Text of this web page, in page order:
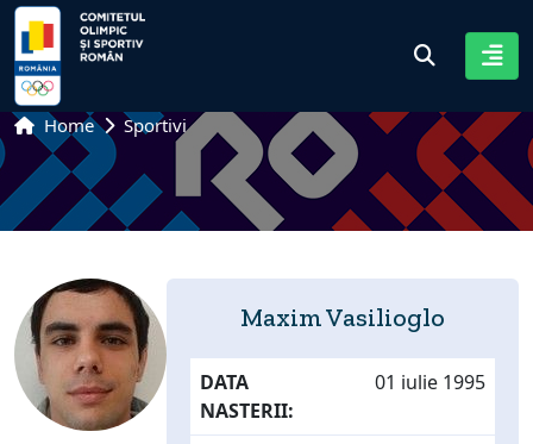
Home Sportivi
Maxim Vasilioglo
DATA
NASTERII:
01 iulie 1995